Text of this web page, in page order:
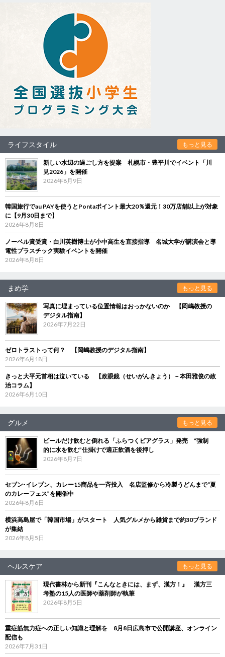
ライフスタイル もっと見る
新しい水辺の過ごし方を提案 札幌市・豊平川でイベント「川
見2026」を開催
2026年8月9日
韓国旅行でau PAYを使うとPontaポイント最大20％還元！30万店舗以上が対象
に【9月30日まで】
2026年8月8日
ノーベル賞受賞・白川英樹博士が小中高生を直接指導 名城大学が講演会と導
電性プラスチック実験イベントを開催
2026年8月8日
まめ学 もっと見る
写真に埋まっている位置情報はおっかないのか 【岡嶋教授の
デジタル指南】
2026年7月22日
ゼロトラストって何？ 【岡嶋教授のデジタル指南】
2026年6月18日
きっと大平元首相は泣いている 【政眼鏡（せいがんきょう）－本田雅俊の政
治コラム】
2026年6月10日
グルメ もっと見る
ビールだけ飲むと倒れる「ふらつくビアグラス」発売 “強制
的に水を飲む”仕掛けで適正飲酒を後押し
2026年8月7日
セブン‐イレブン、カレー15商品を一斉投入 名店監修から冷製うどんまで“夏
のカレーフェス”を開催中
2026年8月6日
横浜高島屋で「韓国市場」がスタート 人気グルメから雑貨まで約30ブランド
が集結
2026年8月5日
ヘルスケア もっと見る
現代書林から新刊『こんなときには、まず、漢方！』 漢方三
考塾の15人の医師や薬剤師が執筆
2026年8月5日
重症筋無力症への正しい知識と理解を 8月8日広島市で公開講座、オンライン
配信も
2026年7月31日